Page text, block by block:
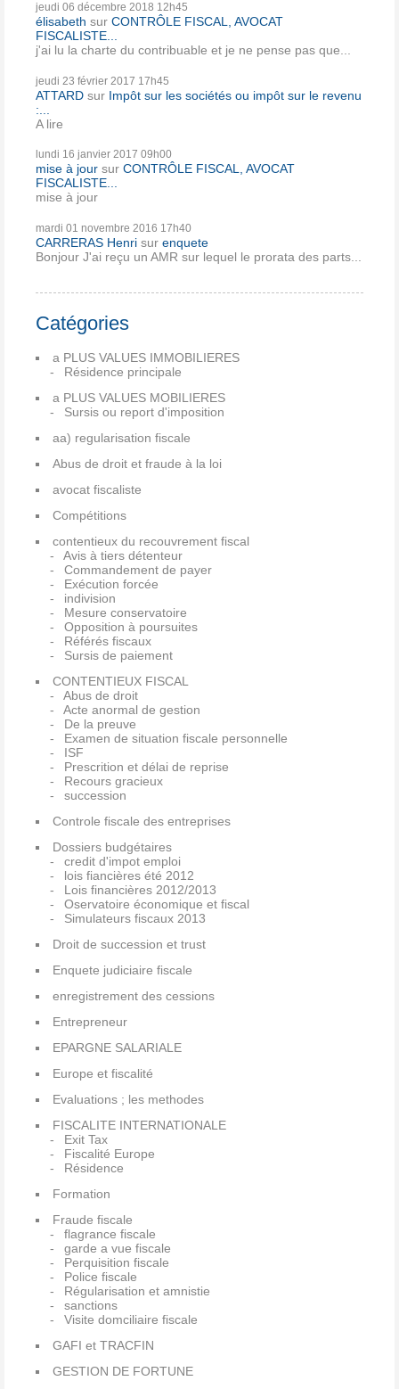
jeudi 06 décembre 2018 12h45
élisabeth sur CONTRÔLE FISCAL, AVOCAT
FISCALISTE...
j'ai lu la charte du contribuable et je ne pense pas que...
jeudi 23 février 2017 17h45
ATTARD sur Impôt sur les sociétés ou impôt sur le revenu
:...
A lire
lundi 16 janvier 2017 09h00
mise à jour sur CONTRÔLE FISCAL, AVOCAT
FISCALISTE...
mise à jour
mardi 01 novembre 2016 17h40
CARRERAS Henri sur enquete
Bonjour J'ai reçu un AMR sur lequel le prorata des parts...
Catégories
a PLUS VALUES IMMOBILIERES
Résidence principale
a PLUS VALUES MOBILIERES
Sursis ou report d'imposition
aa) regularisation fiscale
Abus de droit et fraude à la loi
avocat fiscaliste
Compétitions
contentieux du recouvrement fiscal
Avis à tiers détenteur
Commandement de payer
Exécution forcée
indivision
Mesure conservatoire
Opposition à poursuites
Référés fiscaux
Sursis de paiement
CONTENTIEUX FISCAL
Abus de droit
Acte anormal de gestion
De la preuve
Examen de situation fiscale personnelle
ISF
Prescrition et délai de reprise
Recours gracieux
succession
Controle fiscale des entreprises
Dossiers budgétaires
credit d'impot emploi
lois fiancières été 2012
Lois financières 2012/2013
Oservatoire économique et fiscal
Simulateurs fiscaux 2013
Droit de succession et trust
Enquete judiciaire fiscale
enregistrement des cessions
Entrepreneur
EPARGNE SALARIALE
Europe et fiscalité
Evaluations ; les methodes
FISCALITE INTERNATIONALE
Exit Tax
Fiscalité Europe
Résidence
Formation
Fraude fiscale
flagrance fiscale
garde a vue fiscale
Perquisition fiscale
Police fiscale
Régularisation et amnistie
sanctions
Visite domciliaire fiscale
GAFI et TRACFIN
GESTION DE FORTUNE